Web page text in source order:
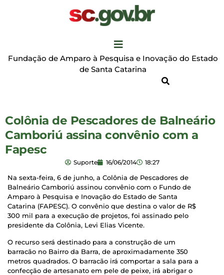
Fundação de Amparo à Pesquisa e Inovação do Estado
de Santa Catarina
Colônia de Pescadores de Balneário
Camboriú assina convênio com a
Fapesc
Suporte 16/06/2014 18:27
Na sexta-feira, 6 de junho, a Colônia de Pescadores de
Balneário Camboriú assinou convênio com o Fundo de
Amparo à Pesquisa e Inovação do Estado de Santa
Catarina (FAPESC). O convênio que destina o valor de R$
300 mil para a execução de projetos, foi assinado pelo
presidente da Colônia, Levi Elias Vicente.
O recurso será destinado para a construção de um
barracão no Bairro da Barra, de aproximadamente 350
metros quadrados. O barracão irá comportar a sala para a
confecção de artesanato em pele de peixe, irá abrigar o